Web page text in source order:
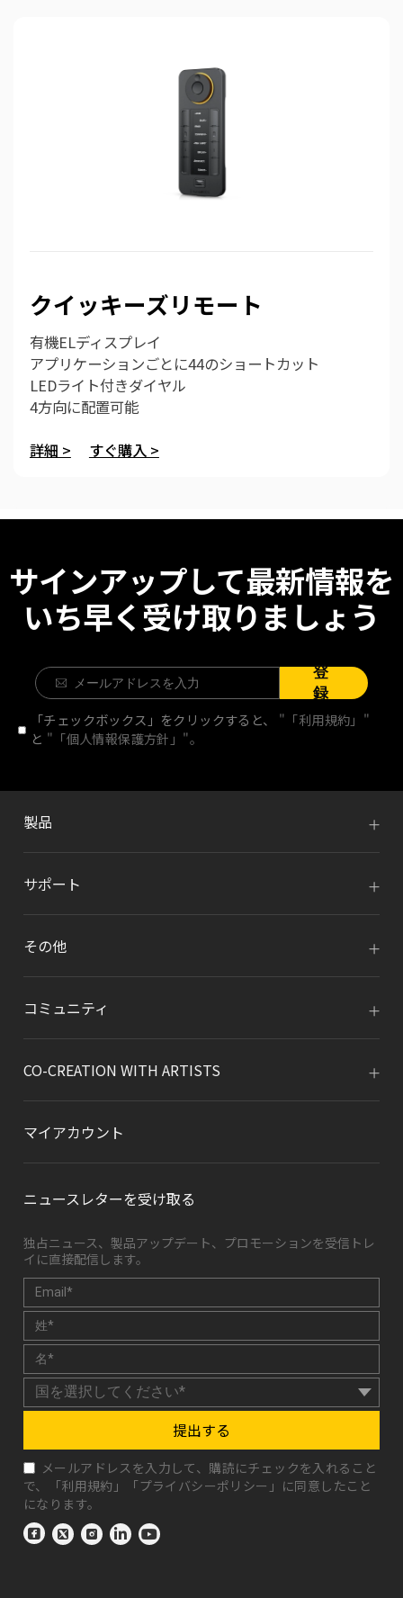
クイッキーズリモート
有機ELディスプレイ
アプリケーションごとに44のショートカット
LEDライト付きダイヤル
4方向に配置可能
詳細 > すぐ購入 >
サインアップして最新情報を
いち早く受け取りましょう
登
録
「チェックボックス」をクリックすると、 "「利用規約」"
と "「個人情報保護方針」"。
製品
サポート
その他
コミュニティ
CO-CREATION WITH ARTISTS
マイアカウント
ニュースレターを受け取る
独占ニュース、製品アップデート、プロモーションを受信トレ
イに直接配信します。
提出する
メールアドレスを入力して、購読にチェックを入れること
で、「利用規約 」「プライバシーポリシー 」に同意したこと
になります。